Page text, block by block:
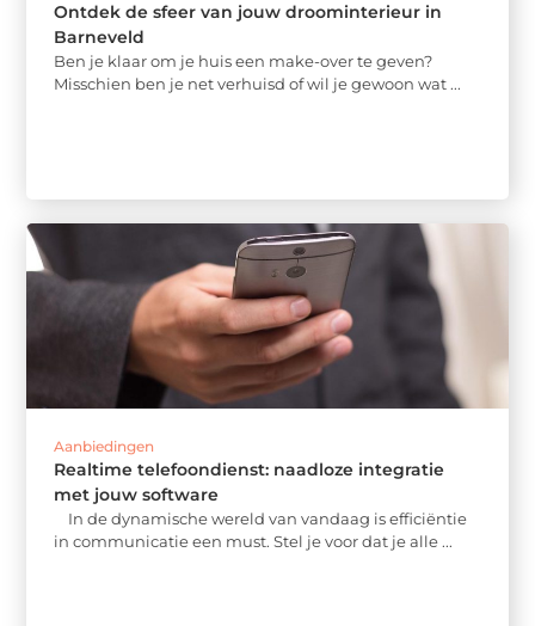
Ontdek de sfeer van jouw droominterieur in
Barneveld
Ben je klaar om je huis een make-over te geven?
Misschien ben je net verhuisd of wil je gewoon wat ...
Aanbiedingen
Realtime telefoondienst: naadloze integratie
met jouw software
In de dynamische wereld van vandaag is efficiëntie
in communicatie een must. Stel je voor dat je alle ...